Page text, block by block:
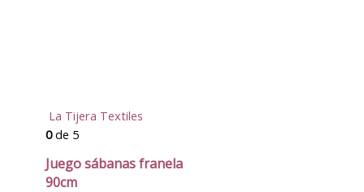
La Tijera Textiles
0de 5
Juego sábanas franela
90cm